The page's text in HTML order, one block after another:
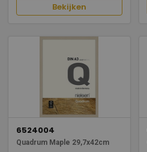
Bekijken
6524004
Quadrum Maple 29,7x42cm